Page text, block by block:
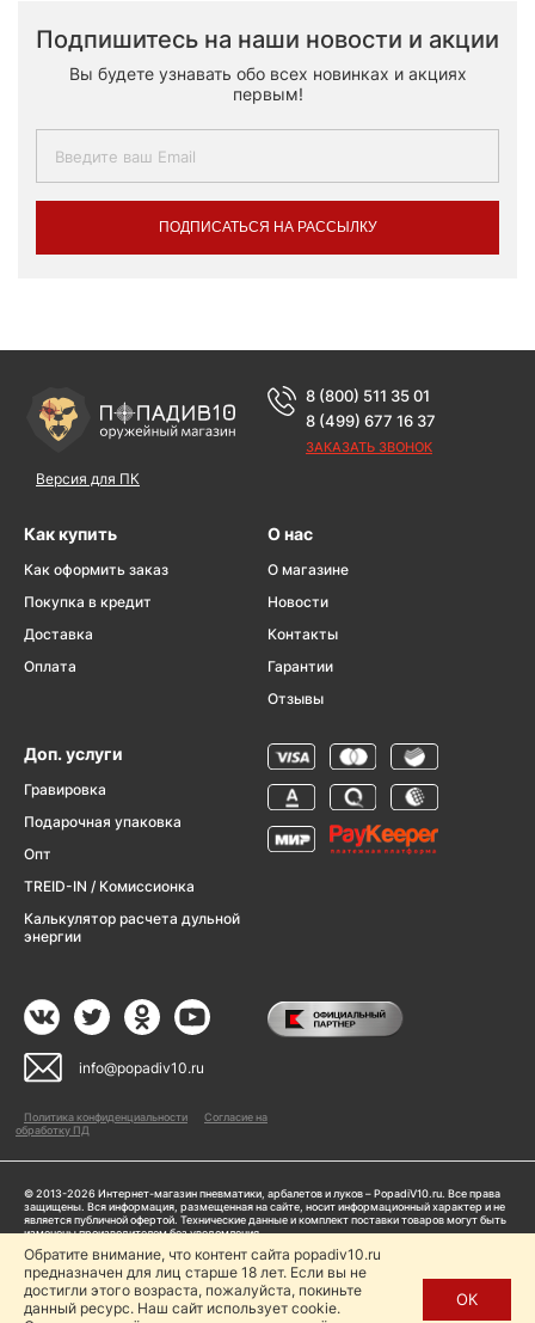
Подпишитесь на наши новости и акции
Вы будете узнавать обо всех новинках и акциях
первым!
ПОДПИСАТЬСЯ НА РАССЫЛКУ
Версия для ПК
8 (800) 511 35 01
8 (499) 677 16 37
ЗАКАЗАТЬ ЗВОНОК
Как купить
Как оформить заказ
Покупка в кредит
Доставка
Оплата
О нас
О магазине
Новости
Контакты
Гарантии
Отзывы
Доп. услуги
Гравировка
Подарочная упаковка
Опт
TREID-IN / Комиссионка
Калькулятор расчета дульной
энергии
info@popadiv10.ru
Политика конфиденциальности
Согласие на
обработку ПД
© 2013-2026 Интернет-магазин пневматики, арбалетов и луков – PopadiV10.ru. Все права
защищены. Вся информация, размещенная на сайте, носит информационный характер и не
является публичной офертой. Технические данные и комплект поставки товаров могут быть
изменены производителем без уведомления
Пользуясь сайтом Popadiv10.ru, пользователь автоматически соглашается с условиями,
прописанными в
Политике конфиденциальности
Копирование любой информации (тексты, фото, видео и др.) с сайта Popadiv10 запрещено,
за исключением наличия письменного согласия администрации сайта Popadiv10.
Обратите внимание, что контент сайта popadiv10.ru
предназначен для лиц старше 18 лет. Если вы не
достигли этого возраста, пожалуйста, покиньте
данный ресурс. Наш сайт использует cookie.
ОК